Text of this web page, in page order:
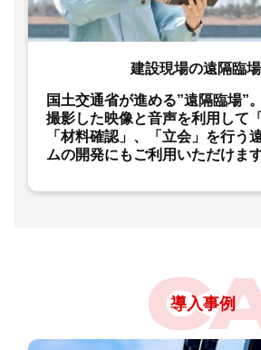
建設現場の遠隔臨
国土交通省が進める”遠隔臨場”
撮影した映像と音声を利用して
「材料確認」、「立会」を行う
ムの開発にもご利用いただけます
導入事例